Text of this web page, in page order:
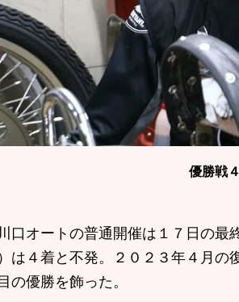
優勝戦
口オートの普通開催は１７日の最
は４着と不発。２０２３年４月の
の優勝を飾った。